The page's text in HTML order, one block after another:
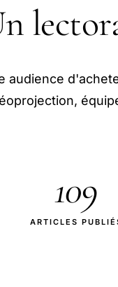
audience
109
ARTICLES